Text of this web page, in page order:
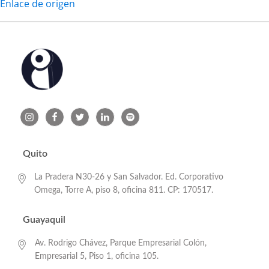
Enlace de origen
Quito
La Pradera N30-26 y San Salvador. Ed. Corporativo
Omega, Torre A, piso 8, oficina 811. CP: 170517.
Guayaquil
Av. Rodrigo Chávez, Parque Empresarial Colón,
Empresarial 5, Piso 1, oficina 105.